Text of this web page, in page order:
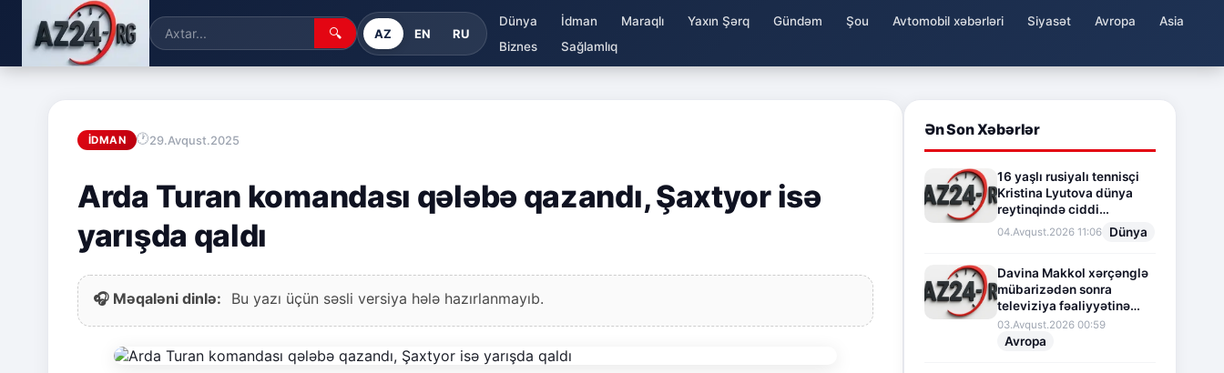
🔍 AZ EN RU
Dünya İdman Maraqlı Yaxın Şərq Gündəm Şou Avtomobil xəbərləri Siyasət Avropa
Asia
Biznes
Sağlamlıq
İDMAN 29.Avqust.2025
Arda Turan komandası qələbə qazandı, Şaxtyor isə
yarışda qaldı
🎧 Məqaləni dinlə: Bu yazı üçün səsli versiya hələ hazırlanmayıb.
Ən Son Xəbərlər
16 yaşlı rusiyalı tennisçi
Kristina Lyutova dünya
reytinqində ciddi
irəliləyişə imza atdı
04.Avqust.2026 11:06 Dünya
Davina Makkol xərçənglə
mübarizədən sonra
televiziya fəaliyyətinə
fasilə verir
03.Avqust.2026 00:59
Avropa